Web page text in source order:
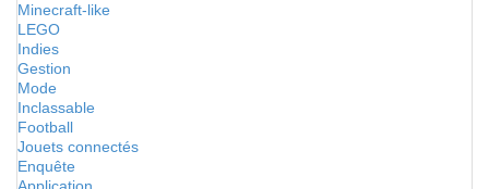
Minecraft-like
LEGO
Indies
Gestion
Mode
Inclassable
Football
Jouets connectés
Enquête